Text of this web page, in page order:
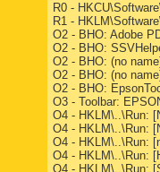
R0 -
R1 -
O2 - BHO: Adobe
O2 - BHO:
O2 - BHO: (no
O2 - BHO: (no
O2 - BHO:
O3 - Toolbar:
O4 - HKLM\..\Run:
O4 - HKLM\..\Run:
O4 - HKLM\..\Run:
O4 - HKLM\..\Run:
O4 - HKLM\..\Run: